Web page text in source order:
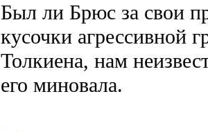
Был ли Брюс за свои
кусочки агрессивной
Толкиена, нам
его миновала.